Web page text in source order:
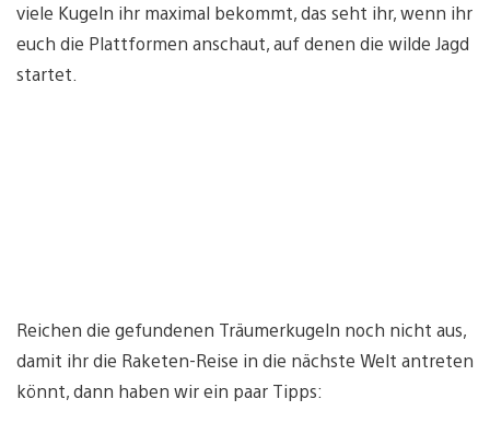
viele Kugeln ihr maximal bekommt, das seht ihr, wenn ihr
euch die Plattformen anschaut, auf denen die wilde Jagd
startet.
Reichen die gefundenen Träumerkugeln noch nicht aus,
damit ihr die Raketen-Reise in die nächste Welt antreten
könnt, dann haben wir ein paar Tipps: